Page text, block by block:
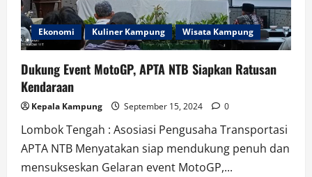
Ekonomi Kuliner Kampung Wisata Kampung
Dukung Event MotoGP, APTA NTB Siapkan Ratusan
Kendaraan
Kepala Kampung September 15, 2024 0
Lombok Tengah : Asosiasi Pengusaha Transportasi
APTA NTB Menyatakan siap mendukung penuh dan
mensukseskan Gelaran event MotoGP,...